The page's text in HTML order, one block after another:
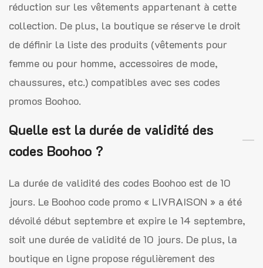
réduction sur les vêtements appartenant à cette
collection. De plus, la boutique se réserve le droit
de définir la liste des produits (vêtements pour
femme ou pour homme, accessoires de mode,
chaussures, etc.) compatibles avec ses codes
promos Boohoo.
Quelle est la durée de validité des
codes Boohoo ?
La durée de validité des codes Boohoo est de 10
jours. Le Boohoo code promo « LIVRAISON » a été
dévoilé début septembre et expire le 14 septembre,
soit une durée de validité de 10 jours. De plus, la
boutique en ligne propose régulièrement des